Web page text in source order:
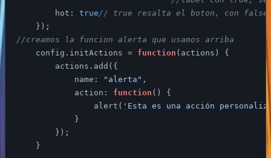
hot : true// true resalta el boton, con
//creamos la funcion alerta que usamos arriba
    config.initActions =
function ( actions ) {
        actions.add({
name : "alerta" ,
action : function ( ) {
                alert(
'Esta es una acción
            }
        });
    }